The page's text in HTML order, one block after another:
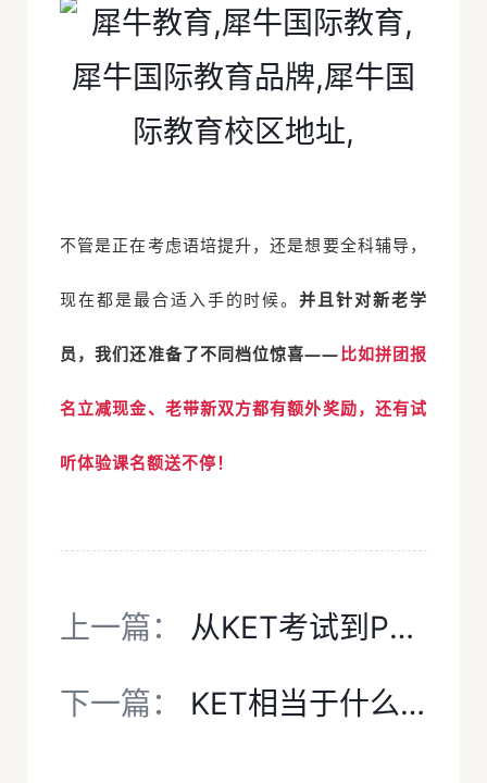
不管是正在考虑语培提升，还是想要全科辅导，
现在都是最合适入手的时候。并且针对新老学
员，我们还准备了不同档位惊喜——比如拼团报
名立减现金、老带新双方都有额外奖励，还有试
听体验课名额送不停！
上一篇： 从KET考试到PET！一份清晰的剑桥英语进阶路线图请收好
下一篇： KET相当于什么水平？全面对标与能力解析